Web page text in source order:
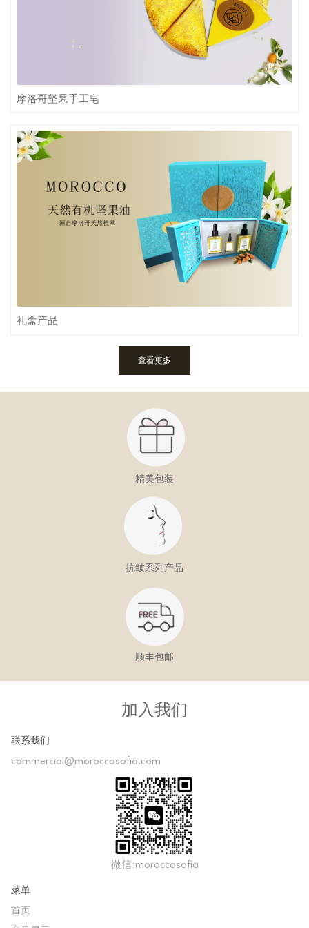
摩洛哥坚果手工皂
礼盒产品
查看更多
精美包装
抗皱系列产品
顺丰包邮
加入我们
联系我们
commercial@moroccosofia.com
微信:moroccosofia
菜单
首页